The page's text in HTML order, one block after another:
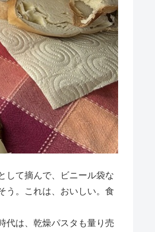
して摘んで、ビニール袋な
う。これは、おいしい。食
代は、乾燥パスタも量り売